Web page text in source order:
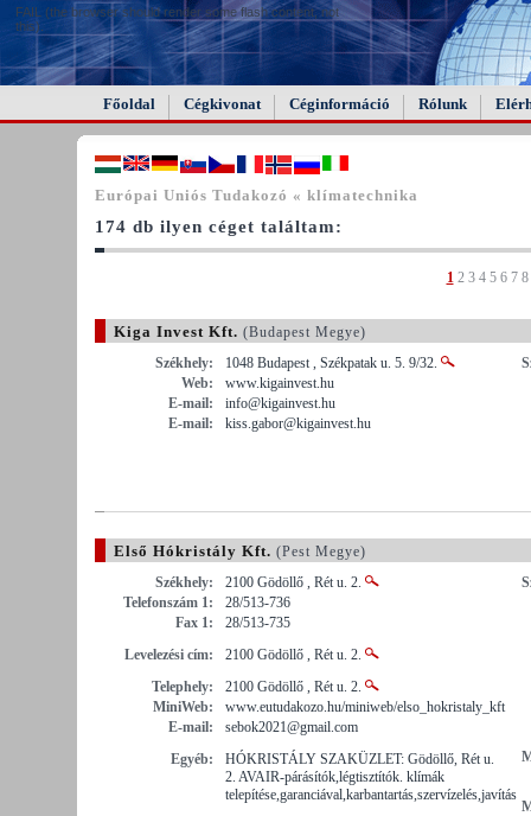
FAIL (the browser should render some flash content, not
this).
Főoldal Cégkivonat Céginformáció Rólunk
Európai Uniós Tudakozó « klímatechnika
174 db ilyen céget találtam:
1 2 3 4 5 6 7 8
Kiga Invest Kft. (Budapest Megye)
Székhely:
1048 Budapest , Székpatak u. 5. 9/32.
Web:
www.kigainvest.hu
E-mail:
info@kigainvest.hu
E-mail:
kiss.gabor@kigainvest.hu
Első Hókristály Kft. (Pest Megye)
Székhely:
2100 Gödöllő , Rét u. 2.
Telefonszám 1:
28/513-736
Fax 1:
28/513-735
Levelezési cím:
2100 Gödöllő , Rét u. 2.
Telephely:
2100 Gödöllő , Rét u. 2.
MiniWeb:
www.eutudakozo.hu/miniweb/elso_hokristaly_kft
E-mail:
sebok2021@gmail.com
Egyéb:
HÓKRISTÁLY SZAKÜZLET: Gödöllő, Rét u.
2. AVAIR-párásítók,légtisztítók. klímák
telepítése,garanciával,karbantartás,szervízelés,javítás